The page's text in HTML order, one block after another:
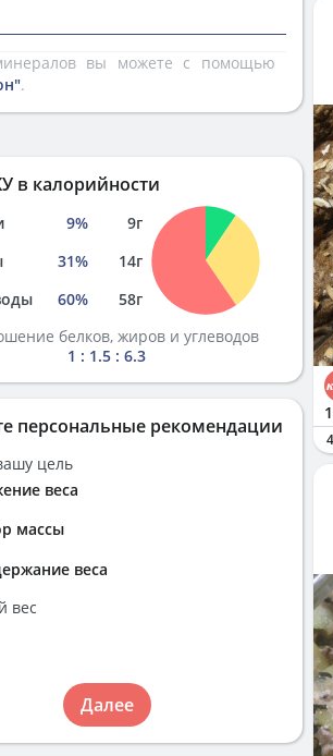
вы можете с помощью
.
в калорийности
9% 9г
31% 14г
60% 58г
белков, жиров и углеводов
1 : 1.5 : 6.3
персональные рекомендации
цель
веса
массы
веса
вес
Далее
4